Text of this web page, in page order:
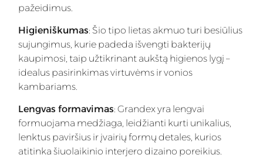
pažeidimus.
Higieniškumas: Šio tipo lietas akmuo turi besiūlius
sujungimus, kurie padeda išvengti bakterijų
kaupimosi, taip užtikrinant aukštą higienos lygį –
idealus pasirinkimas virtuvėms ir vonios
kambariams.
Lengvas formavimas: Grandex yra lengvai
formuojama medžiaga, leidžianti kurti unikalius,
lenktus paviršius ir įvairių formų detales, kurios
atitinka šiuolaikinio interjero dizaino poreikius.